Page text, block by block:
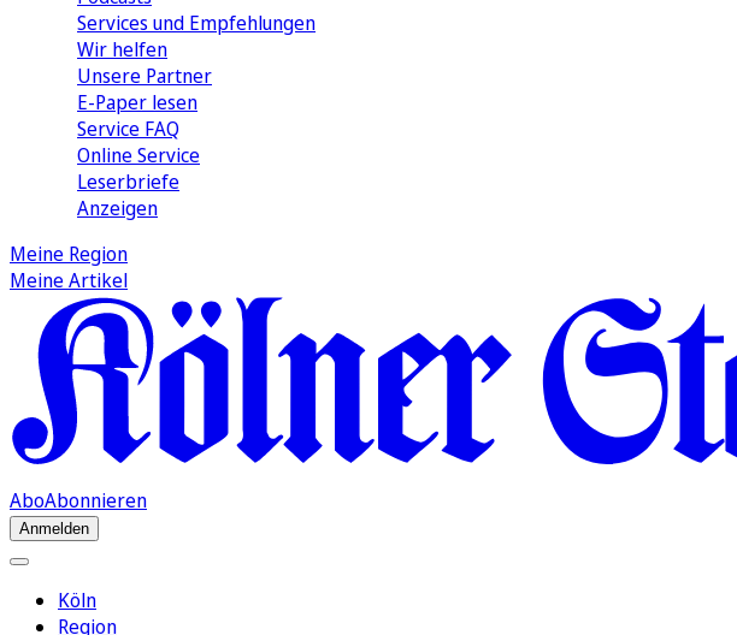
Services und Empfehlungen
Wir helfen
Unsere Partner
E-Paper lesen
Service FAQ
Online Service
Leserbriefe
Anzeigen
Meine Region
Meine Artikel
AboAbonnieren
Anmelden
Köln
Region